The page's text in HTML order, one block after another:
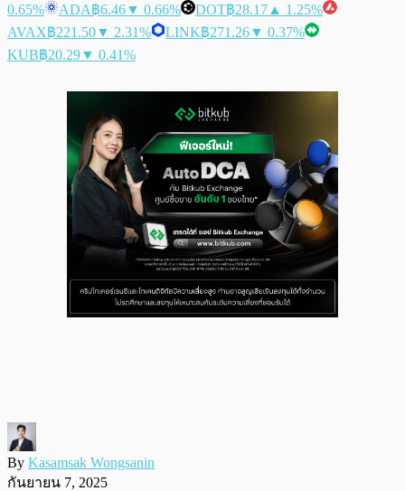
0.65%
ADA฿6.46▼ 0.66% DOT฿28.17 ▲ 1.25%
AVAX฿221.50▼ 2.31% LINK฿271.26▼ 0.37%
KUB฿20.29▼ 0.41%
By Kasamsak Wongsanin
กันยายน 7, 2025